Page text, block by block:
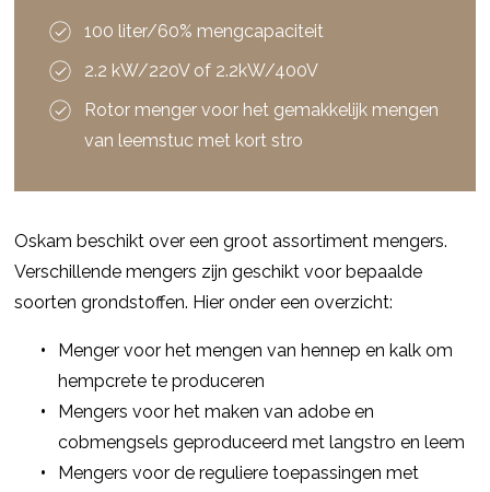
100 liter/60% mengcapaciteit
2.2 kW/220V of 2.2kW/400V
Rotor menger voor het gemakkelijk mengen
van leemstuc met kort stro
Oskam beschikt over een groot assortiment mengers.
Verschillende mengers zijn geschikt voor bepaalde
soorten grondstoffen. Hier onder een overzicht:
Menger voor het mengen van hennep en kalk om
hempcrete te produceren
Mengers voor het maken van adobe en
cobmengsels geproduceerd met langstro en leem
Mengers voor de reguliere toepassingen met